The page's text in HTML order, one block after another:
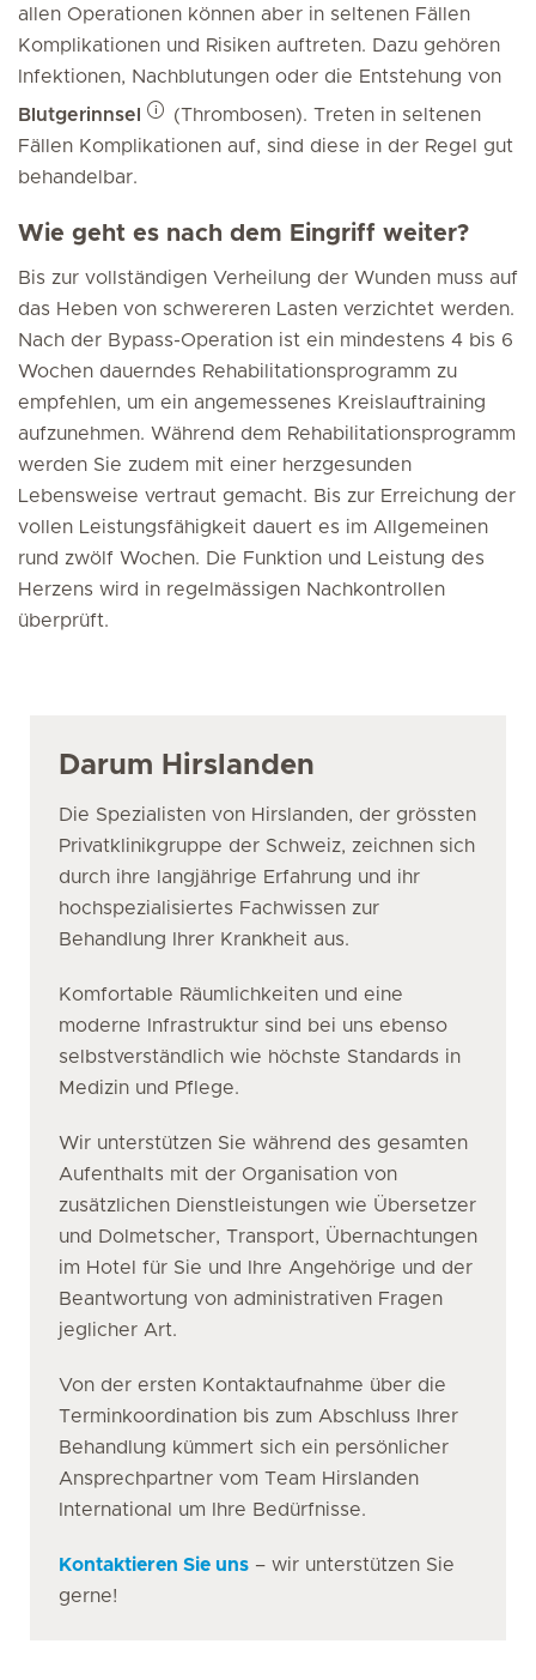
allen Operationen können aber in seltenen Fällen
Komplikationen und Risiken auftreten. Dazu gehören
Infektionen, Nachblutungen oder die Entstehung von
Blutgerinnsel
(Thrombosen). Treten in seltenen
Fällen Komplikationen auf, sind diese in der Regel gut
behandelbar.
Wie geht es nach dem Eingriff weiter?
Bis zur vollständigen Verheilung der Wunden muss auf
das Heben von schwereren Lasten verzichtet werden.
Nach der Bypass-Operation ist ein mindestens 4 bis 6
Wochen dauerndes Rehabilitationsprogramm zu
empfehlen, um ein angemessenes Kreislauftraining
aufzunehmen. Während dem Rehabilitationsprogramm
werden Sie zudem mit einer herzgesunden
Lebensweise vertraut gemacht. Bis zur Erreichung der
vollen Leistungsfähigkeit dauert es im Allgemeinen
rund zwölf Wochen. Die Funktion und Leistung des
Herzens wird in regelmässigen Nachkontrollen
überprüft.
Darum Hirslanden
Die Spezialisten von Hirslanden, der grössten
Privatklinikgruppe der Schweiz, zeichnen sich
durch ihre langjährige Erfahrung und ihr
hochspezialisiertes Fachwissen zur
Behandlung Ihrer Krankheit aus.
Komfortable Räumlichkeiten und eine
moderne Infrastruktur sind bei uns ebenso
selbstverständlich wie höchste Standards in
Medizin und Pflege.
Wir unterstützen Sie während des gesamten
Aufenthalts mit der Organisation von
zusätzlichen Dienstleistungen wie Übersetzer
und Dolmetscher, Transport, Übernachtungen
im Hotel für Sie und Ihre Angehörige und der
Beantwortung von administrativen Fragen
jeglicher Art.
Von der ersten Kontaktaufnahme über die
Terminkoordination bis zum Abschluss Ihrer
Behandlung kümmert sich ein persönlicher
Ansprechpartner vom Team Hirslanden
International um Ihre Bedürfnisse.
Kontaktieren Sie uns – wir unterstützen Sie
gerne!